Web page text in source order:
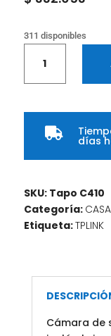
311 disponibles
TPLINK
de
inteligente
inalámbrica
interiores
exteriores
cantidad

días
SKU: Tapo C410
Categoría:
Etiqueta:TPLINK
Cámara de